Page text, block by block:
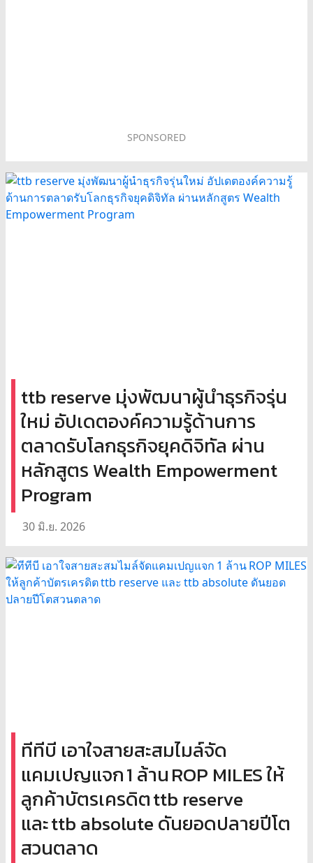
SPONSORED
ttb reserve มุ่งพัฒนาผู้นำธุรกิจรุ่น
ใหม่ อัปเดตองค์ความรู้ด้านการ
ตลาดรับโลกธุรกิจยุคดิจิทัล ผ่าน
หลักสูตร Wealth Empowerment
Program
30 มิ.ย. 2026
ทีทีบี เอาใจสายสะสมไมล์จัด
แคมเปญแจก 1 ล้าน ROP MILES ให้
ลูกค้าบัตรเครดิต ttb reserve
และ ttb absolute ดันยอดปลายปีโต
สวนตลาด